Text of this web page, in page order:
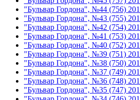
"Бульвар Гордона", №44 (756)
"Бульвар Гордона", №43 (755)
"Бульвар Гордона", №42 (754)
"Бульвар Гордона", №41 (753)
"Бульвар Гордона", №40 (752)
"Бульвар Гордона", №39 (751)
"Бульвар Гордона", №38 (750)
"Бульвар Гордона", №37 (749)
"Бульвар Гордона", №36 (748)
"Бульвар Гордона", №35 (747)